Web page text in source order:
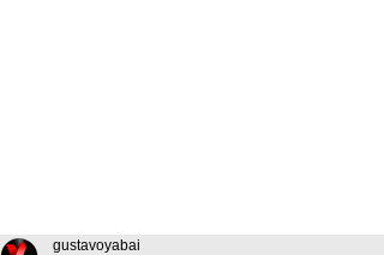
gustavoyabai